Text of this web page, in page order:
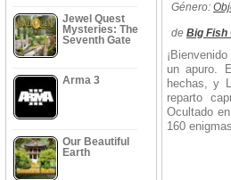
Jewel Quest
Mysteries: The
Seventh Gate
Arma 3
Our Beautiful
Earth
Género:
de Big Fish
un apuro.
hechas, y
reparto
Ocultado
160